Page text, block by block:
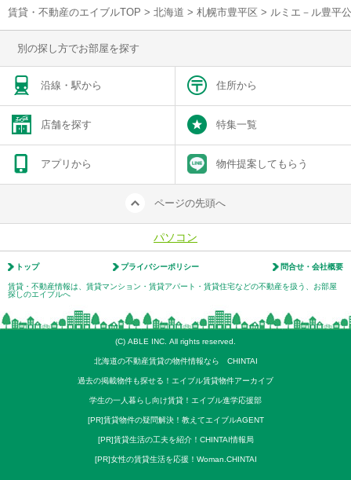
賃貸・不動産のエイブルTOP > 北海道 > 札幌市豊平区 > ルミエ－ル豊平
別の探し方でお部屋を探す
沿線・駅から 住所から
店舗を探す 特集一覧
アプリから 物件提案してもらう
ページの先頭へ
パソコン
トップ プライバシーポリシー 問合せ・会社概要
賃貸・不動産情報は、賃貸マンション・賃貸アパート・賃貸住宅などの不動産を扱う、お部屋
探しのエイブルへ
(C) ABLE INC. All rights reserved.
北海道の不動産賃貸の物件情報なら CHINTAI
過去の掲載物件も探せる！エイブル賃貸物件アーカイブ
学生の一人暮らし向け賃貸！エイブル進学応援部
[PR]賃貸物件の疑問解決！教えてエイブルAGENT
[PR]賃貸生活の工夫を紹介！CHINTAI情報局
[PR]女性の賃貸生活を応援！Woman.CHINTAI